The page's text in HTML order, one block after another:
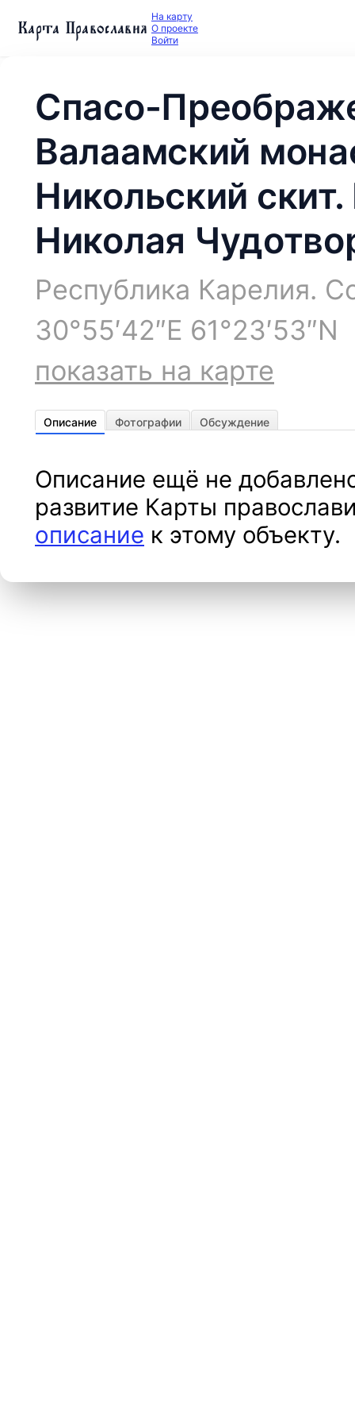
Карта Православия На карту
О проекте
Войти
Спасо-
Валаамский
Никольский
Николая
Республика Карелия.
30°55′42″E 61°23′53″N
показать на карте
Описание Фотографии Обсуждение
Описание ещё не
развитие Карты
описание к этому объекту.